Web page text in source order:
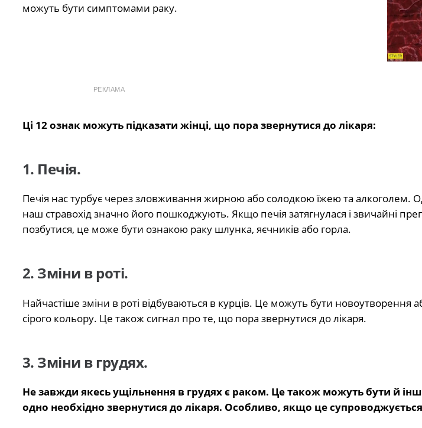
можуть бути симптомами раку.
РЕКЛАМА
Ці 12 ознак можуть підказати жінці, що пора звернутися до лікаря:
1. Печія.
Печія нас турбує через зловживання жирною або солодкою їжею та алкоголем.
наш стравохід значно його пошкоджують. Якщо печія затягнулася і звичайні
позбутися, це може бути ознакою раку шлунка, яєчників або горла.
2. Зміни в роті.
Найчастіше зміни в роті відбуваються в курців. Це можуть бути новоутворення
сірого кольору. Це також сигнал про те, що пора звернутися до лікаря.
3. Зміни в грудях.
Не завжди якесь ущільнення в грудях є раком. Це також можуть бути й інші
одно необхідно звернутися до лікаря. Особливо, якщо це